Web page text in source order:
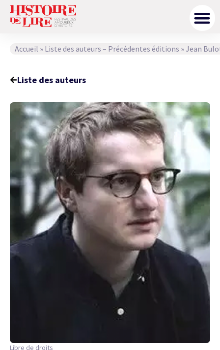
Accueil » Liste des auteurs – Précédentes éditions »Jean
Liste des auteurs
Libre de droits